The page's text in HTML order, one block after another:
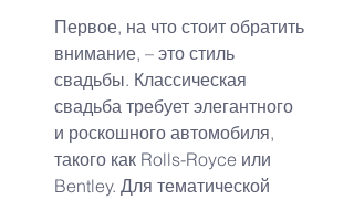
Первое, на что стоит обратить
внимание, – это стиль
свадьбы. Классическая
свадьба требует элегантного
и роскошного автомобиля,
такого как Rolls-Royce или
Bentley. Для тематической